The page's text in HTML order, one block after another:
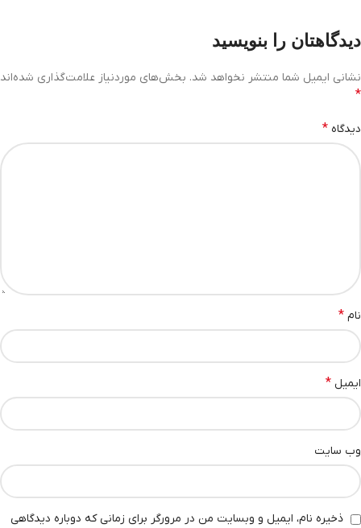
دیدگاهتان را بنویسید
نشانی ایمیل شما منتشر نخواهد شد. بخش‌های موردنیاز علامت‌گذاری شده‌اند
*
دیدگاه *
نام *
ایمیل *
وب‌ سایت
ذخیره نام، ایمیل و وبسایت من در مرورگر برای زمانی که دوباره دیدگاهی